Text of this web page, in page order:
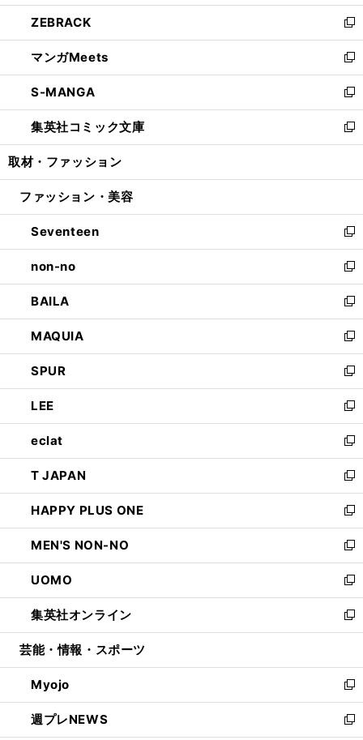
開
く
ウ
で
開
く
ン
ド
ウ
で
開
く
ウ
ィ
ン
ド
ウ
で
開
く
し
い
ウ
ィ
ン
ド
ウ
で
開
ZEBRACK
新
し
い
ウ
ィ
ン
ド
ウ
開
マンガMeets
新
し
い
ウ
ィ
ン
ウ
開
く
S-MANGA
新
し
い
ウ
ン
ウ
で
開
く
集英社コミック文庫
新
し
ウ
ン
ド
ウ
で
開
く
取材・ファッション
ファッション・美容
Seventeen
新
し
い
ウ
ィ
ン
ド
ウ
で
開
く
non-no
新
し
い
ウ
ィ
ン
ド
ウ
で
開
く
BAILA
新
し
い
ウ
ィ
ン
ド
ウ
で
開
く
MAQUIA
新
し
い
ウ
ィ
ン
ド
ウ
で
開
く
SPUR
新
し
い
ウ
ィ
ン
ド
ウ
で
開
く
LEE
新
し
い
ウ
ィ
ン
ド
ウ
で
開
く
eclat
新
し
い
ウ
ィ
ン
ド
ウ
で
開
く
T JAPAN
新
し
い
ウ
ィ
ン
ド
ウ
で
開
HAPPY PLUS ONE
新
し
い
ウ
ィ
ン
ド
ウ
開
く
MEN'S NON-NO
新
し
い
ウ
ィ
ン
ウ
で
開
く
UOMO
新
し
い
ウ
ン
ド
ウ
で
開
集英社オンライン
新
し
ウ
ィ
ン
ド
芸能・情報・スポーツ
Myojo
新
し
い
週プレNEWS
新